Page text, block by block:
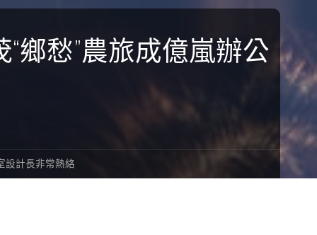
鄉愁”農旅成億嵐辦公
設計長非常熱絡